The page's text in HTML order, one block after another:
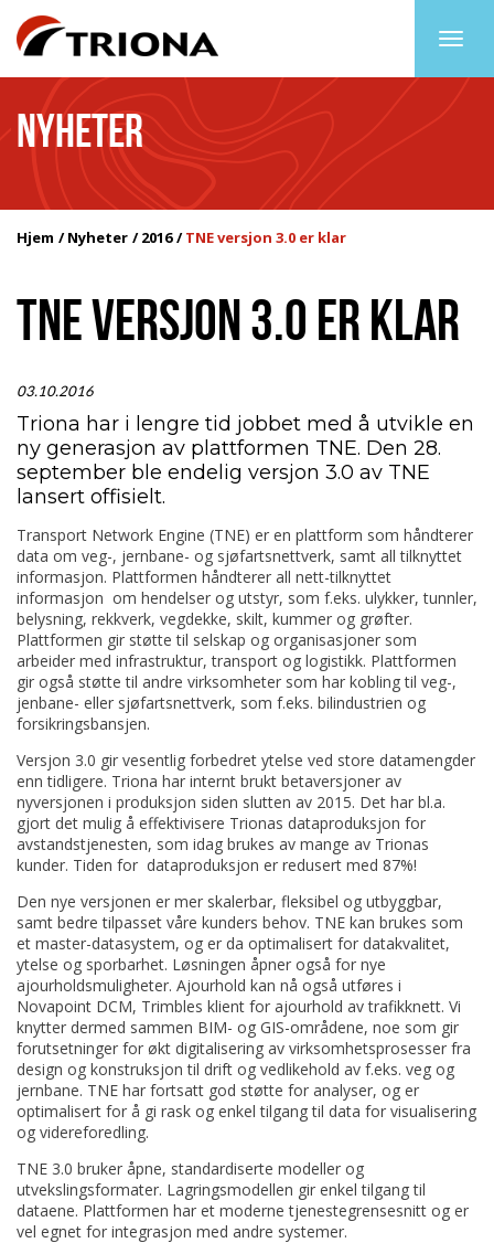
NYHETER
Hjem Nyheter 2016 TNE versjon 3.0 er klar
TNE VERSJON 3.0 ER KLAR
03.10.2016
Triona har i lengre tid jobbet med å utvikle en
ny generasjon av plattformen TNE. Den 28.
september ble endelig versjon 3.0 av TNE
lansert offisielt.
Transport Network Engine (TNE) er en plattform som håndterer
data om veg-, jernbane- og sjøfartsnettverk, samt all tilknyttet
informasjon. Plattformen håndterer all nett-tilknyttet
informasjon om hendelser og utstyr, som f.eks. ulykker, tunnler,
belysning, rekkverk, vegdekke, skilt, kummer og grøfter.
Plattformen gir støtte til selskap og organisasjoner som
arbeider med infrastruktur, transport og logistikk. Plattformen
gir også støtte til andre virksomheter som har kobling til veg-,
jenbane- eller sjøfartsnettverk, som f.eks. bilindustrien og
forsikringsbansjen.
Versjon 3.0 gir vesentlig forbedret ytelse ved store datamengder
enn tidligere. Triona har internt brukt betaversjoner av
nyversjonen i produksjon siden slutten av 2015. Det har bl.a.
gjort det mulig å effektivisere Trionas dataproduksjon for
avstandstjenesten, som idag brukes av mange av Trionas
kunder. Tiden for dataproduksjon er redusert med 87%!
Den nye versjonen er mer skalerbar, fleksibel og utbyggbar,
samt bedre tilpasset våre kunders behov. TNE kan brukes som
et master-datasystem, og er da optimalisert for datakvalitet,
ytelse og sporbarhet. Løsningen åpner også for nye
ajourholdsmuligheter. Ajourhold kan nå også utføres i
Novapoint DCM, Trimbles klient for ajourhold av trafikknett. Vi
knytter dermed sammen BIM- og GIS-områdene, noe som gir
forutsetninger for økt digitalisering av virksomhetsprosesser fra
design og konstruksjon til drift og vedlikehold av f.eks. veg og
jernbane. TNE har fortsatt god støtte for analyser, og er
optimalisert for å gi rask og enkel tilgang til data for visualisering
og videreforedling.
TNE 3.0 bruker åpne, standardiserte modeller og
utvekslingsformater. Lagringsmodellen gir enkel tilgang til
dataene. Plattformen har et moderne tjenestegrensesnitt og er
vel egnet for integrasjon med andre systemer.